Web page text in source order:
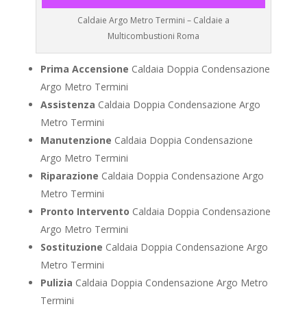
Caldaie Argo Metro Termini – Caldaie a
Multicombustioni Roma
Prima Accensione Caldaia Doppia Condensazione
Argo Metro Termini
Assistenza Caldaia Doppia Condensazione Argo
Metro Termini
Manutenzione Caldaia Doppia Condensazione
Argo Metro Termini
Riparazione Caldaia Doppia Condensazione Argo
Metro Termini
Pronto Intervento Caldaia Doppia Condensazione
Argo Metro Termini
Sostituzione Caldaia Doppia Condensazione Argo
Metro Termini
Pulizia Caldaia Doppia Condensazione Argo Metro
Termini